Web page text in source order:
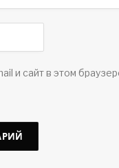
и сайт в этом